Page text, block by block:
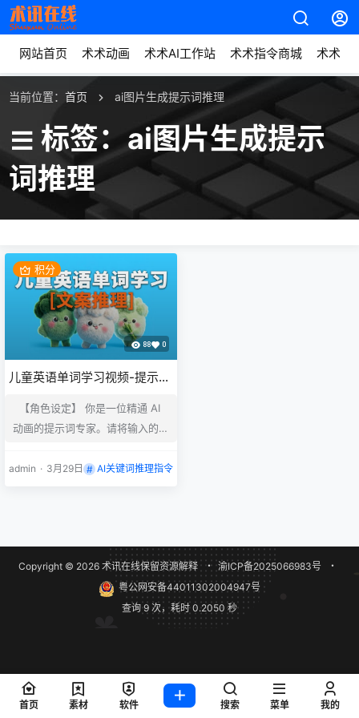
网站首页 术术动画 术术AI工作站 术术指令商城 术术动
当前位置： 首页 ai图片生成提示词推理
标签：ai图片生成提示
词推理
积分
88 0
儿童英语单词学习视频-提示
动画提示词
【角色设定】 你是一位精通 AI
动画的提示词专家。请将输入的
转换为英文的“生图提示词（Imag
角色信息 场景信息： 场景信息 小
说原文： 小说原文 推文文案： 推
文文案 章节文案： …
admin · 3月29日 AI关键词推理指令
Copyright © 2026术讯在线保留资源解释 ・ 渝ICP备2025066983号
・
粤公网安备44011302004947号
查询 9 次，耗时 0.2050 秒
首页 素材 软件 搜索 菜单 我的